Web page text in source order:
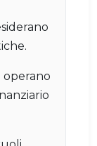
operano